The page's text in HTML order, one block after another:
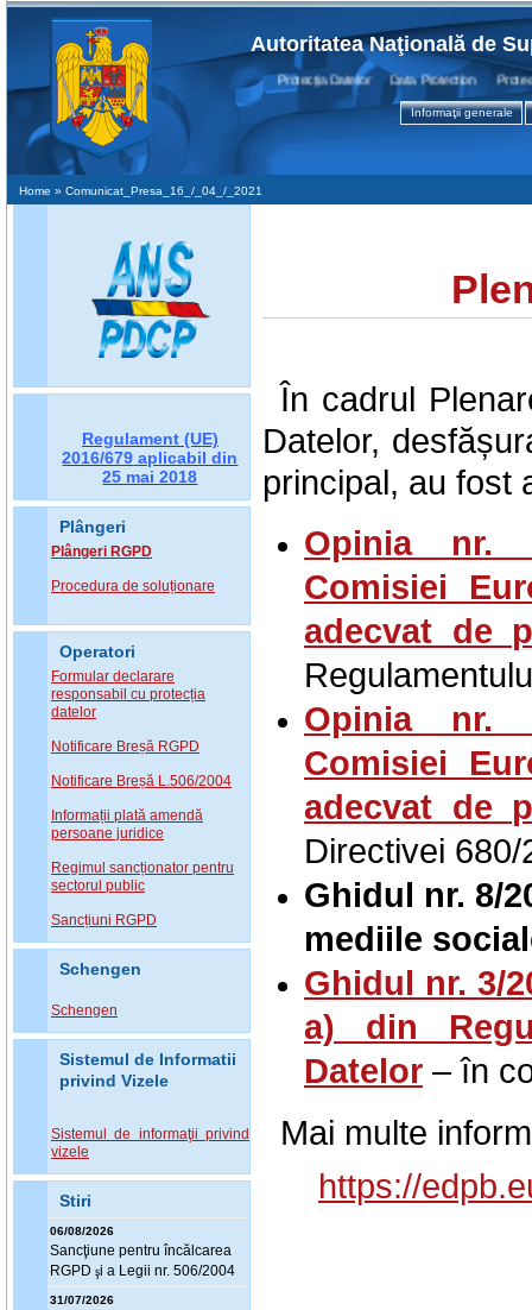
Autoritatea Naţională de
Protecţia Datelor Data Protection Protection
Informaţii generale
Home » Comunicat_Presa_16_/_04_/_2021
Regulament (UE)
2016/679 aplicabil din
25 mai 2018
Plângeri
Plângeri RGPD
Procedura de soluționare
Operatori
Formular declarare
responsabil cu protecția
datelor
Notificare Breșă RGPD
Notificare Breșă L.506/2004
Informații plată amendă
persoane juridice
Regimul sancționator pentru
sectorul public
Sancțiuni RGPD
Schengen
Schengen
Sistemul de Informatii
privind Vizele
Sistemul de informaţii privind
vizele
Stiri
06/08/2026
Sancţiune pentru încălcarea
RGPD şi a Legii nr. 506/2004
31/07/2026
În cadrul
Datelor,
principal, au fost
Opinia nr.
Comisiei
adecvat de
Opinia nr.
Comisiei
adecvat de
Directivei 680/
Ghidul nr. 8/
mediile
Ghidul nr. 3/
a) din
Datelor – în
Mai multe
https://